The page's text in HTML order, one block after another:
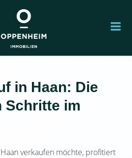
in Haan: Die
Schritte im
verkaufen möchte, profitiert